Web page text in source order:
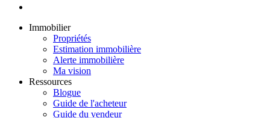
Immobilier
Propriétés
Estimation immobilière
Alerte immobilière
Ma vision
Ressources
Blogue
Guide de l'acheteur
Guide du vendeur